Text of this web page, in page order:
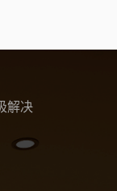
解决